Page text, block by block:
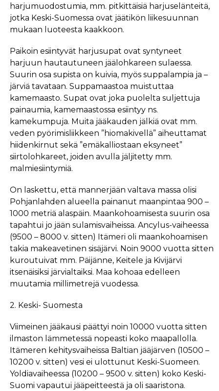
harjumuodostumia, mm. pitkittäisiä harjuselänteitä,
jotka Keski-Suomessa ovat jäätikön liikesuunnan
mukaan luoteesta kaakkoon.
Paikoin esiintyvät harjusupat ovat syntyneet
harjuun hautautuneen jäälohkareen sulaessa.
Suurin osa supista on kuivia, myös suppalampia ja –
järviä tavataan. Suppamaastoa muistuttaa
kamemaasto. Supat ovat joka puolelta suljettuja
painaumia, kamemaastossa esiintyy ns.
kamekumpuja. Muita jääkauden jälkiä ovat mm.
veden pyörimisliikkeen ”hiomakivellä” aiheuttamat
hiidenkirnut sekä ”emäkalliostaan eksyneet”
siirtolohkareet, joiden avulla jäljitetty mm.
malmiesiintymiä.
On laskettu, että mannerjään valtava massa olisi
Pohjanlahden alueella painanut maanpintaa 900 –
1000 metriä alaspäin. Maankohoamisesta suurin osa
tapahtui jo jään sulamisvaiheissa. Ancylus-vaiheessa
(9500 – 8000 v. sitten) Itämeri oli maankohoamisen
takia makeavetinen sisäjärvi. Noin 9000 vuotta sitten
kuroutuivat mm. Päijänne, Keitele ja Kivijärvi
itsenäisiksi järvialtaiksi. Maa kohoaa edelleen
muutamia millimetrejä vuodessa.
2. Keski- Suomesta
Viimeinen jääkausi päättyi noin 10000 vuotta sitten
ilmaston lämmetessä nopeasti koko maapallolla.
Itämeren kehitysvaiheissa Baltian jääjärven (10500 –
10200 v. sitten) vesi ei ulottunut Keski-Suomeen.
Yoldiavaiheessa (10200 – 9500 v. sitten) koko Keski-
Suomi vapautui jääpeitteestä ja oli saaristona.